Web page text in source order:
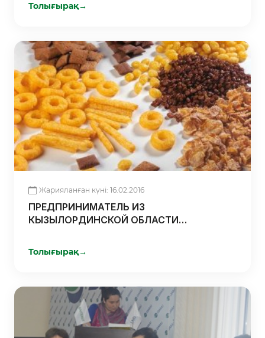
Толығырақ→
Жарияланған күні: 16.02.2016
ПРЕДПРИНИМАТЕЛЬ ИЗ
КЫЗЫЛОРДИНСКОЙ ОБЛАСТИ
ЭКСТРУДИРОВАННЫХ ПИЩЕВЫХ
ПРОДУКТОВ
Толығырақ→